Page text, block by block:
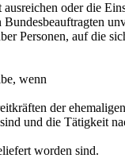
oder die
Personen, auf die
wenn
der
und die Tätigkeit
worden sind.